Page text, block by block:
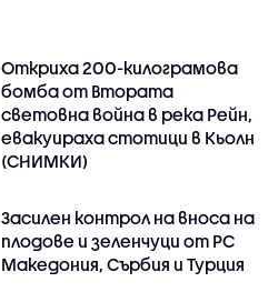
Откриха 200-килограмова
бомба от Втората
световна война в река Рейн,
евакуираха стотици в Кьолн
(СНИМКИ)
Засилен контрол на вноса на
плодове и зеленчуци от РС
Македония, Сърбия и Турция